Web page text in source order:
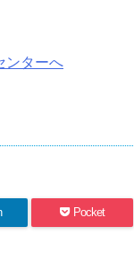
ンターへ
Pocket